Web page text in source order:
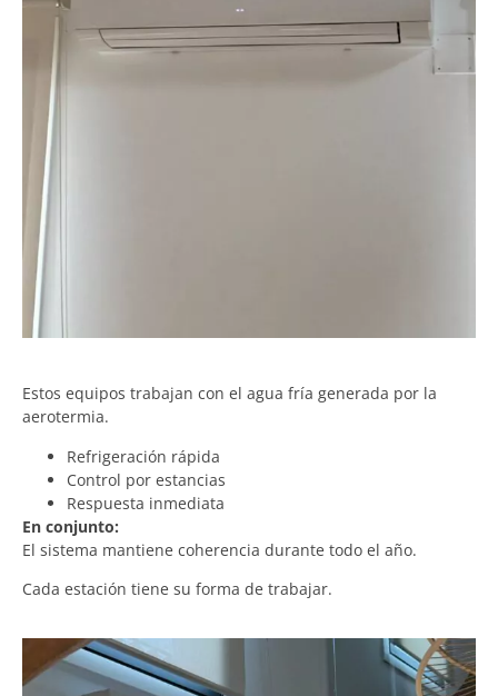
Estos equipos trabajan con el agua fría generada por la
aerotermia.
Refrigeración rápida
Control por estancias
Respuesta inmediata
En conjunto:
El sistema mantiene coherencia durante todo el año.
Cada estación tiene su forma de trabajar.